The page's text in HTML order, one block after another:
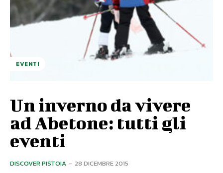
EVENTI
Un inverno da vivere
ad Abetone: tutti gli
eventi
DISCOVER PISTOIA - 28 DICEMBRE 2015